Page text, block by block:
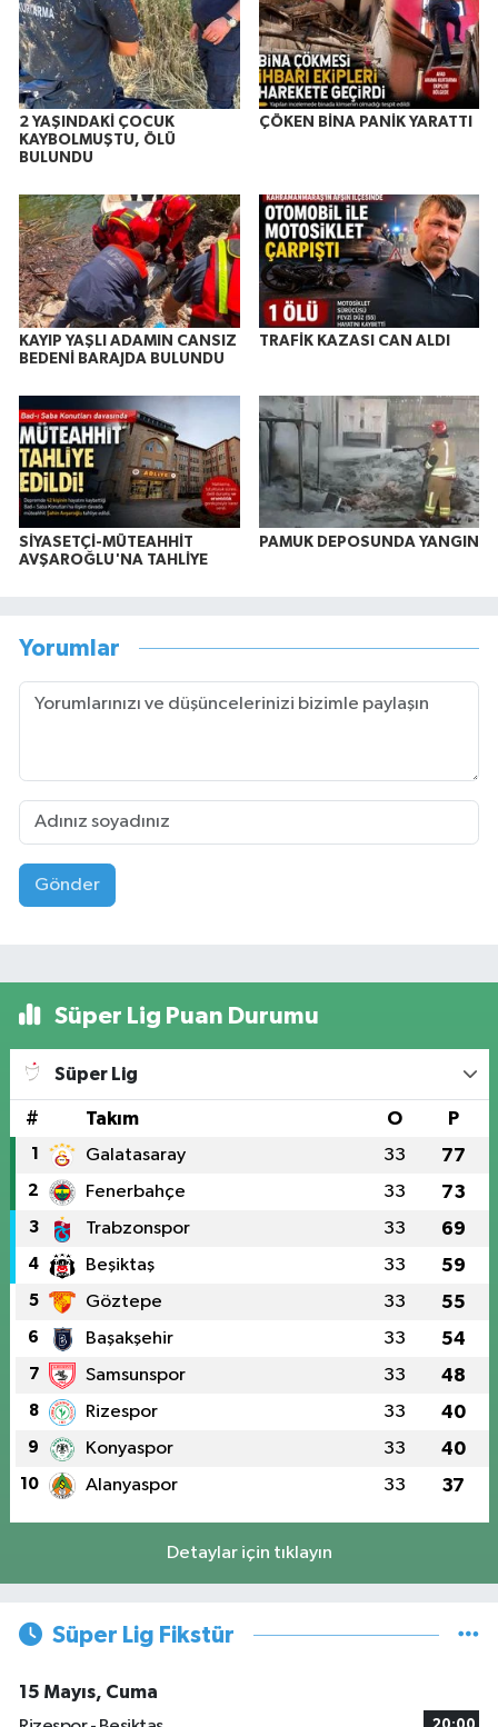
2 YAŞINDAKİ ÇOCUK
KAYBOLMUŞTU, ÖLÜ
BULUNDU
ÇÖKEN BİNA PANİK YARATTI
KAYIP YAŞLI ADAMIN CANSIZ
BEDENİ BARAJDA BULUNDU
TRAFİK KAZASI CAN ALDI
SİYASETÇİ-MÜTEAHHİT
AVŞAROĞLU'NA TAHLİYE
PAMUK DEPOSUNDA YANGIN
Yorumlar
Gönder
Süper Lig Puan Durumu
Süper Lig
# Takım O P
1 Galatasaray 33 77
2 Fenerbahçe 33 73
3 Trabzonspor 33 69
4 Beşiktaş 33 59
5 Göztepe 33 55
6 Başakşehir 33 54
7 Samsunspor 33 48
8 Rizespor 33 40
9 Konyaspor 33 40
10 Alanyaspor 33 37
Detaylar için tıklayın
Süper Lig Fikstür
15 Mayıs, Cuma